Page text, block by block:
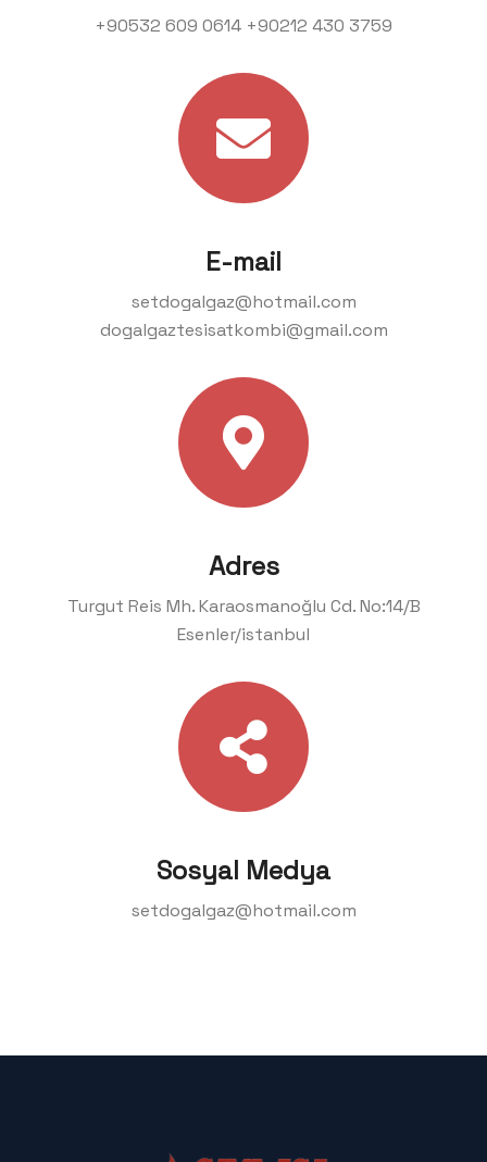
+90532 609 0614 +90212 430 3759
E-mail
setdogalgaz@hotmail.com
dogalgaztesisatkombi@gmail.com
Adres
Turgut Reis Mh. Karaosmanoğlu Cd. No:14/B
Esenler/istanbul
Sosyal Medya
setdogalgaz@hotmail.com